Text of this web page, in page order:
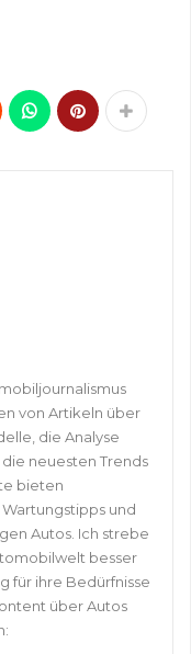
von Artikeln über
die Analyse
neuesten Trends
bieten
und
Autos. Ich strebe
besser
für ihre Bedürfnisse
über Autos